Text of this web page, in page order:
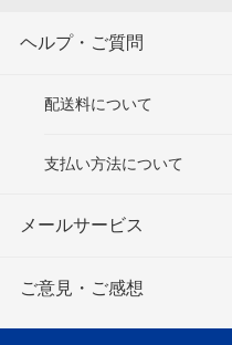
ヘルプ・ご質問
配送料について
支払い方法について
メールサービス
ご意見・ご感想